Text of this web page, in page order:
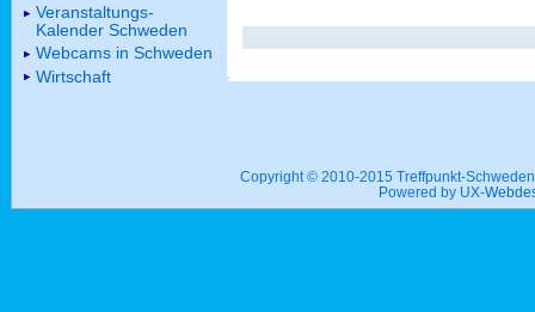
Veranstaltungs-
Kalender Schweden
Webcams in Schweden
Wirtschaft
Copyright © 2010-2015 Treffpunkt-
Powered by UX-